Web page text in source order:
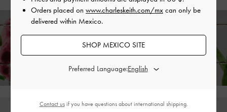
envío estándar gratuitoen todos tus pedidos con gasto mín. y
devoluciones fácilesdentro de 30 días después de recibir tu pedido*
Orders placed on www.charleskeith.com/mx can only be
delivered within Mexico.
SHOP MEXICO SITE
Preferred Language:
Contact usif you have questions about international shipping.